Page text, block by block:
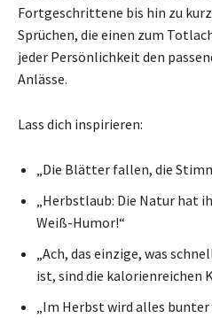
Fortgeschrittene bis hin zu
Sprüchen, die einen zum
jeder Persönlichkeit den
Anlässe.
Lass dich inspirieren:
„Die Blätter fallen, die
„Herbstlaub: Die Natur hat
Weiß-Humor!“
„Ach, das einzige, was
ist, sind die kalorienreichen
„Im Herbst wird alles